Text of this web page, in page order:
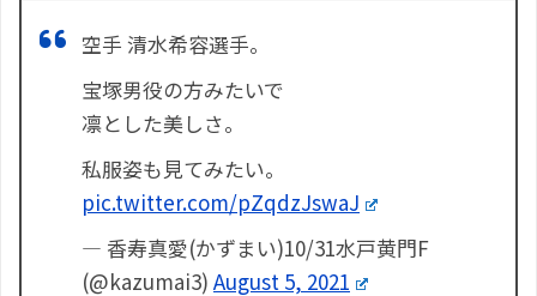
空手 清水希容選手。
宝塚男役の方みたいで
凛とした美しさ。
私服姿も見てみたい。
pic.twitter.com/pZqdzJswaJ
— 香寿真愛(かずまい)10/31水戸黄門F
(@kazumai3) August 5, 2021